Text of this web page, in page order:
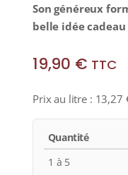
Son généreux
belle idée cadeau
19,90 € TTC
Prix au litre : 13,27
Quantité
1 à 5